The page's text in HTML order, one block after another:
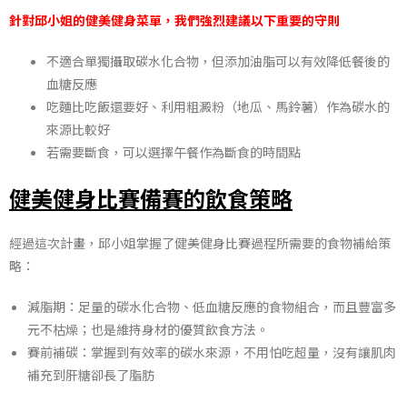
針對邱小姐的健美健身菜單，我們強烈建議以下重要的守則
不適合單獨攝取碳水化合物，但添加油脂可以有效降低餐後的
血糖反應
吃麵比吃飯還要好、利用粗澱粉（地瓜、馬鈴薯）作為碳水的
來源比較好
若需要斷食，可以選擇午餐作為斷食的時間點
健美健身比賽備賽的飲食策略
經過這次計畫，邱小姐掌握了健美健身比賽過程所需要的食物補給策
略：
減脂期：足量的碳水化合物、低血糖反應的食物組合，而且豐富多
元不枯燥；也是維持身材的優質飲食方法。
賽前補碳：掌握到有效率的碳水來源，不用怕吃超量，沒有讓肌肉
補充到肝糖卻長了脂肪